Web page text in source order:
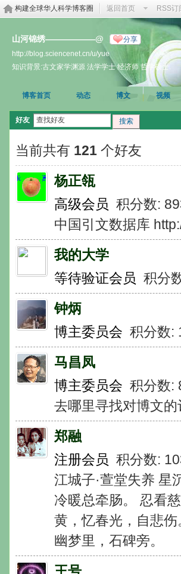
构建全球华人科学博客圈 返回首页 RSS订
山河锦绣——————@ 分享
http://blog.sciencenet.cn/u/yue
知识背景:古文家学渊源 法学学士 经济师 哲学硕士.
博客首页 动态 博文 视频
好友 搜索
当前共有 121 个好友
杨正瓴
高级会员 积分数:
中国引文数据库
我的大学
等待验证会员 积分
钟炳
博主委员会 积分数:
马昌凤
博主委员会 积分数:
去哪里寻找对博文的
郑融
注册会员 积分数:
江城子·萱堂失养 星
冷暖总牵肠。 忍看
黄，忆春光，自悲
幽梦里，石碑旁。